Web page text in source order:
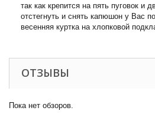
так как крепится на пять пуговок и
отстегнуть и снять капюшон у Вас
весенняя куртка на хлопковой
ОТЗЫВЫ
Пока нет обзоров.